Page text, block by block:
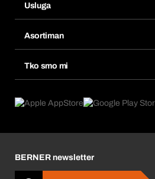
Popisi želja
Ponovno naručivanje
Pretplate
Usluga
Tražitelji proizvoda
Asortiman
Tko smo mi
Što nas pokreće
Business Conduct
BERNER newsletter